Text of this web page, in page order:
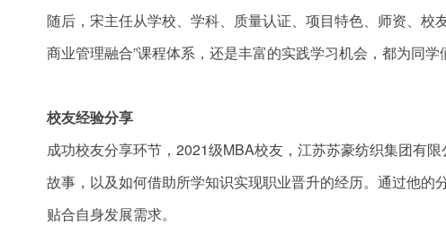
随后，宋主任从学校、学科、质量认证、项目特色、师资、
商业管理融合”课程体系，还是丰富的实践学习机会，都为同学
校友经验分享
成功校友分享环节，2021级MBA校友，江苏苏豪纺织集团有
故事，以及如何借助所学知识实现职业晋升的经历。通过他
贴合自身发展需求。